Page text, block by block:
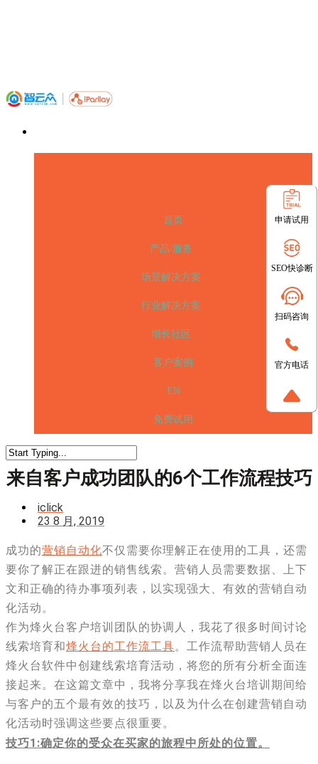
首页
产品/服务
场景解决方案
行业解决方案
增长社区
客户案例
EN
免费试用
来自客户成功团队的6个工作流程技巧
iclick
23 8 月, 2019
成功的营销自动化不仅需要你理解正在使用的工具，还需
要你了解正在跟进的销售线索。营销人员需要数据、上下
文和正确的待办事项列表，以实现强大、有效的营销自动
化活动。
作为烽火台客户培训团队的协调人，我花了很多时间讨论
线索培育和烽火台的工作流工具。工作流帮助营销人员在
烽火台软件中创建线索培育活动，将您的所有分析全面连
接起来。在这篇文章中，我将分享我在烽火台培训期间给
与客户的五个最有效的技巧，以及为什么在创建营销自动
化活动时强调这些要点很重要。
技巧1:确定你的受众在买家的旅程中所处的位置。
申请试用
SEO快诊断
扫码咨询
官方电话